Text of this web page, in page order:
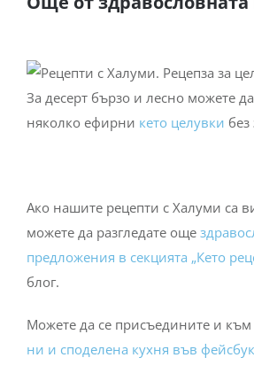
За десерт бързо и лесно можете
няколко ефирни кето целувки без
Ако нашите рецепти с Халуми са
можете да разгледате още
предложения в секцията „Кето
блог.
Можете да се присъедините и към
ни и споделена кухня във фейсбук